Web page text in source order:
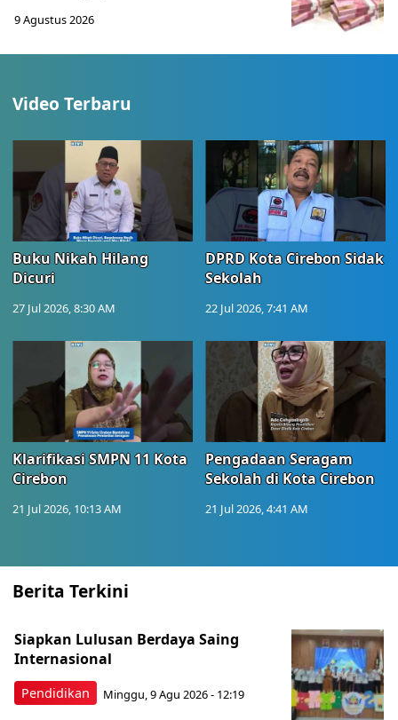
9 Agustus 2026
Video Terbaru
Buku Nikah Hilang
Dicuri
27 Jul 2026, 8:30 AM
DPRD Kota Cirebon Sidak
Sekolah
22 Jul 2026, 7:41 AM
Klarifikasi SMPN 11 Kota
Cirebon
21 Jul 2026, 10:13 AM
Pengadaan Seragam
Sekolah di Kota Cirebon
21 Jul 2026, 4:41 AM
Berita Terkini
Pendidikan
Siapkan Lulusan Berdaya Saing
Internasional
Minggu, 9 Agu 2026 - 12:19